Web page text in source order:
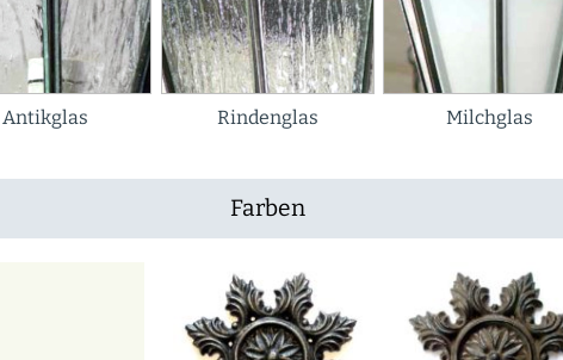
Antikglas Rindenglas Milchglas
Farben